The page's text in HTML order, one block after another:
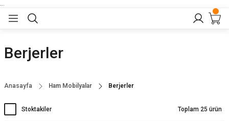
Berjerler
Anasayfa Ham Mobilyalar Berjerler
Stoktakiler Toplam 25 ürün